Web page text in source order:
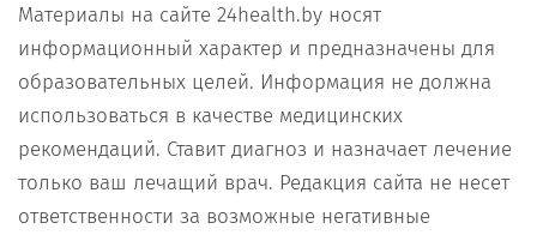
Материалы на сайте 24health.by носят
информационный характер и предназначены для
образовательных целей. Информация не должна
использоваться в качестве медицинских
рекомендаций. Ставит диагноз и назначает лечение
только ваш лечащий врач. Редакция сайта не несет
ответственности за возможные негативные